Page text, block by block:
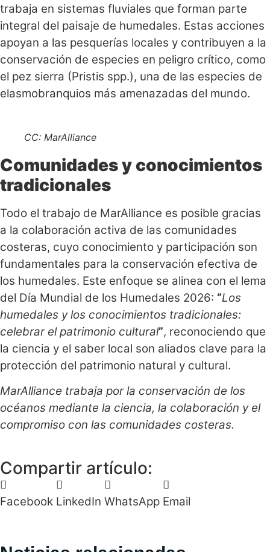
trabaja en sistemas fluviales que forman parte
integral del paisaje de humedales. Estas acciones
apoyan a las pesquerías locales y contribuyen a la
conservación de especies en peligro crítico, como
el pez sierra (Pristis spp.), una de las especies de
elasmobranquios más amenazadas del mundo.
CC: MarAlliance
Comunidades y conocimientos
tradicionales
Todo el trabajo de MarAlliance es posible gracias
a la colaboración activa de las comunidades
costeras, cuyo conocimiento y participación son
fundamentales para la conservación efectiva de
los humedales. Este enfoque se alinea con el lema
del Día Mundial de los Humedales 2026: “Los
humedales y los conocimientos tradicionales:
celebrar el patrimonio cultural”, reconociendo que
la ciencia y el saber local son aliados clave para la
protección del patrimonio natural y cultural.
MarAlliance trabaja por la conservación de los
océanos mediante la ciencia, la colaboración y el
compromiso con las comunidades costeras.
Compartir artículo:
Facebook LinkedIn WhatsApp Email